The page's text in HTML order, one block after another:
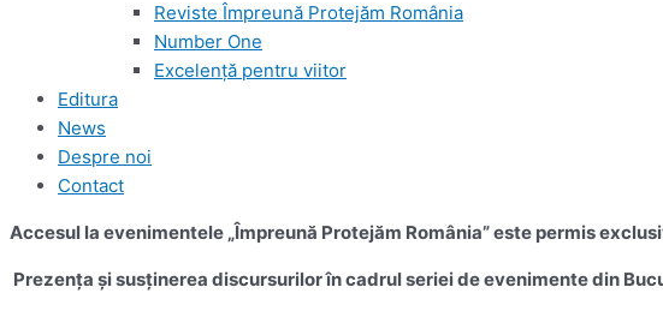
Reviste Împreună Protejăm România
Number One
Excelență pentru viitor
Editura
News
Despre noi
Contact
Accesul la evenimentele „Împreună Protejăm România” este permis
Prezența și susținerea discursurilor în cadrul seriei de evenimente din